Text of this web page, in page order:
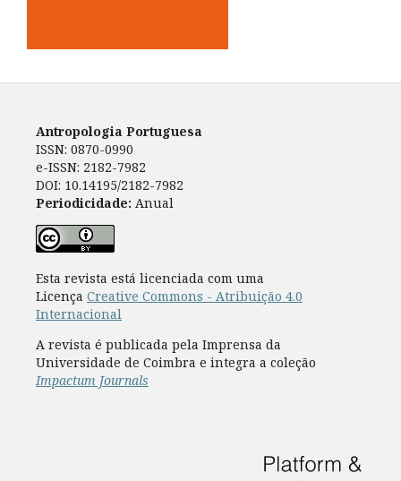
Antropologia Portuguesa
ISSN: 0870-0990
e-ISSN: 2182-7982
DOI: 10.14195/2182-7982
Periodicidade: Anual
Esta revista está licenciada com uma
Licença Creative Commons - Atribuição 4.0
Internacional
A revista é publicada pela Imprensa da
Universidade de Coimbra e integra a coleção
Impactum Journals